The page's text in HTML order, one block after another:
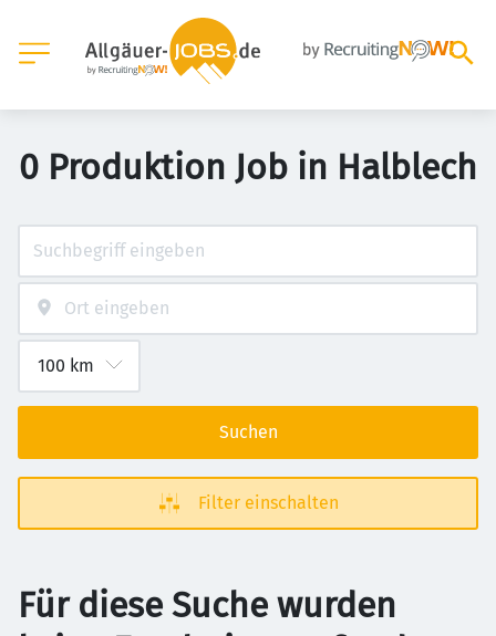
0 Produktion Job in Halblech
Suchen
Filter einschalten
Für diese Suche wurden